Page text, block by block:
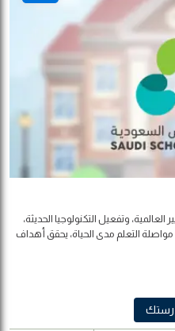
وتفعيل التكنولوجيا الحديثة،
التعلم مدى الحياة، يحقق أهداف